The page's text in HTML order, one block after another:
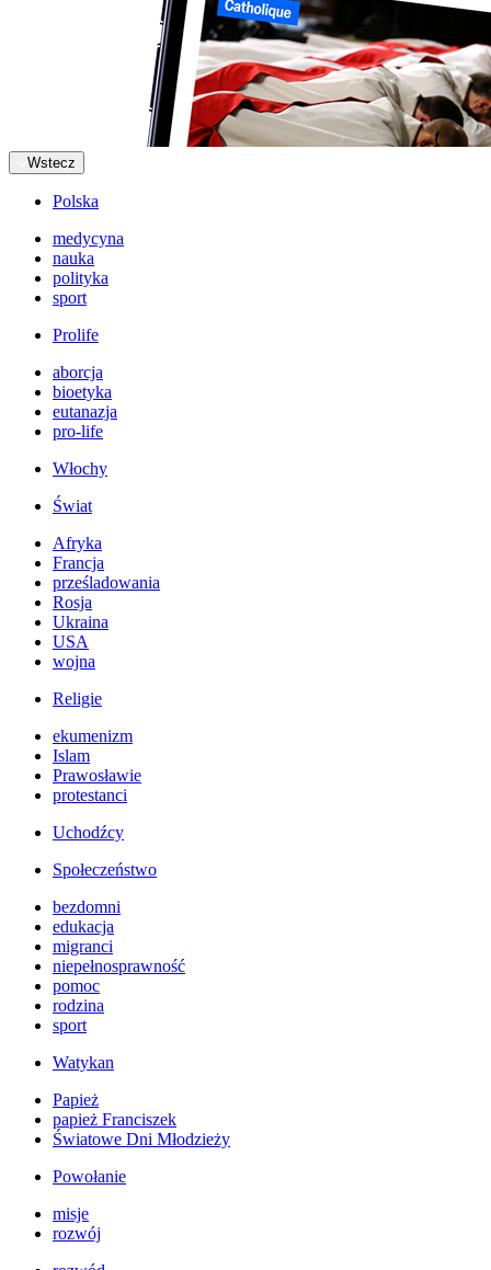
Wstecz
Polska
medycyna
nauka
polityka
sport
Prolife
aborcja
bioetyka
eutanazja
pro-life
Włochy
Świat
Afryka
Francja
prześladowania
Rosja
Ukraina
USA
wojna
Religie
ekumenizm
Islam
Prawosławie
protestanci
Uchodźcy
Społeczeństwo
bezdomni
edukacja
migranci
niepełnosprawność
pomoc
rodzina
sport
Watykan
Papież
papież Franciszek
Światowe Dni Młodzieży
Powołanie
misje
rozwój